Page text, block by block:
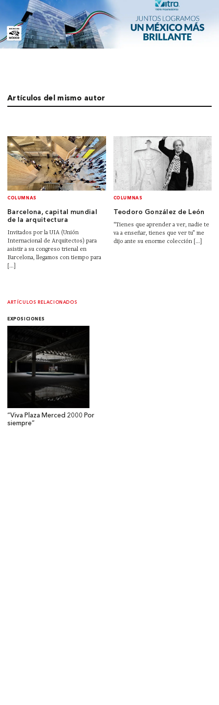
Artículos del mismo autor
COLUMNAS
Barcelona, capital mundial
de la arquitectura
Invitados por la UIA (Unión
Internacional de Arquitectos) para
asistir a su congreso trienal en
Barcelona, llegamos con tiempo para
[...]
COLUMNAS
Teodoro González de León
“Tienes que aprender a ver, nadie te
va a enseñar, tienes que ver tu” me
dijo ante su enorme colección [...]
ARTÍCULOS RELACIONADOS
EXPOSICIONES
“Viva Plaza Merced 2000 Por
siempre”